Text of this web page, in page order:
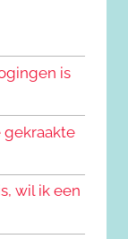
is
gekraakte
wil ik een